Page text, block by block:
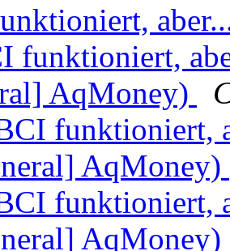
funktioniert,
AqMoney)
funktioniert,
AqMoney)
funktioniert,
AqMoney)